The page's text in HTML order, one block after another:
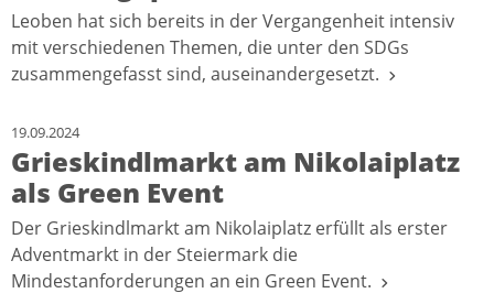
Leoben hat sich bereits in der Vergangenheit intensiv
mit verschiedenen Themen, die unter den SDGs
zusammengefasst sind, auseinandergesetzt.
19.09.2024
Grieskindlmarkt am Nikolaiplatz
als Green Event
Der Grieskindlmarkt am Nikolaiplatz erfüllt als erster
Adventmarkt in der Steiermark die
Mindestanforderungen an ein Green Event.